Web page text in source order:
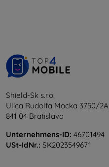
Shield-Sk s.r.o.
Ulica Rudolfa Mocka 3750/2A
841 04 Bratislava
Unternehmens-ID: 46701494
USt-IdNr.: SK2023549671